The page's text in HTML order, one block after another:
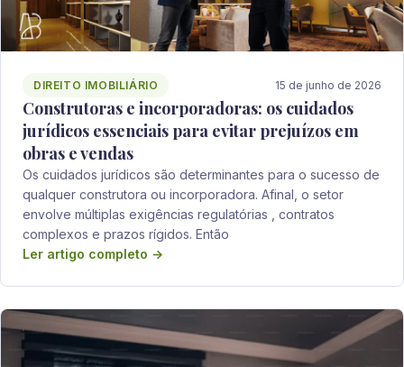
DIREITO IMOBILIÁRIO 15 de junho de 2026
Construtoras e incorporadoras: os cuidados
jurídicos essenciais para evitar prejuízos em
obras e vendas
Os cuidados jurídicos são determinantes para o sucesso de
qualquer construtora ou incorporadora. Afinal, o setor
envolve múltiplas exigências regulatórias , contratos
complexos e prazos rígidos. Então
Ler artigo completo →